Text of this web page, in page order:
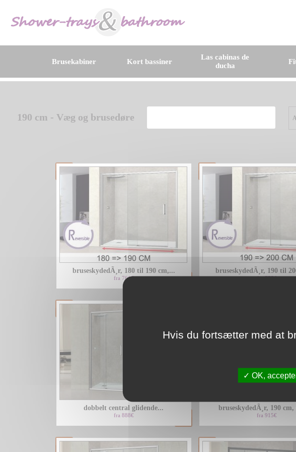
Brusekabiner Kort bassiner
Las cabinas de
ducha
190 cm - Væg og brusedøre
bruseskydedÃ¸r, 180 til 190 cm,...
fra 761€
bruseskydedÃ¸r, 190 til
fra 777€
dobbelt central glidende...
fra 888€
bruseskydedÃ¸r, 190 cm,
fra 915€
Hvis du fortsætter med at
OK,